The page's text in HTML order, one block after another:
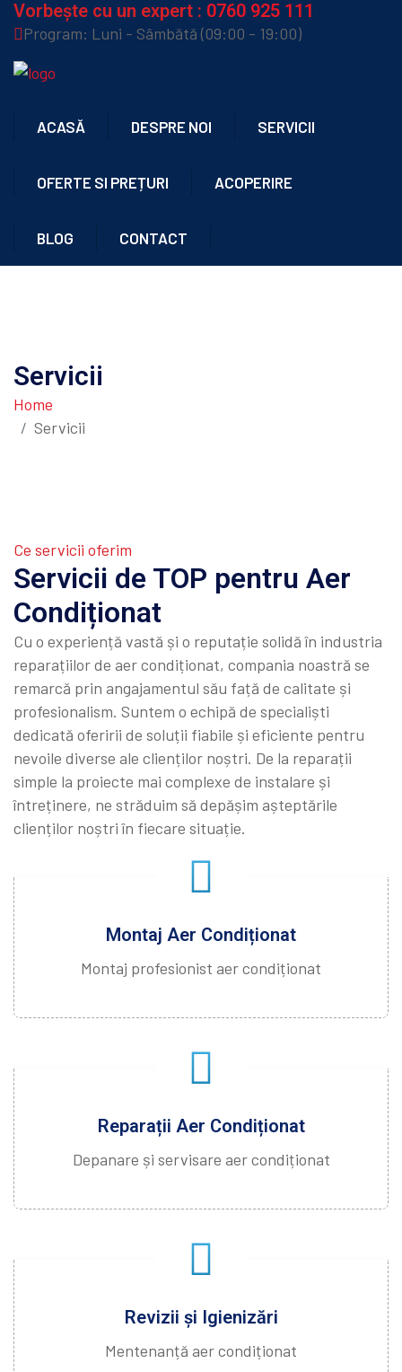
Vorbește cu un expert : 0760 925 111
Program: Luni - Sâmbătă (09:00 - 19:00)
ACASĂ DESPRE NOI SERVICII
OFERTE SI PREȚURI ACOPERIRE
BLOG CONTACT
Servicii
Home
Servicii
Ce servicii oferim
Servicii de TOP pentru Aer
Condiționat
Cu o experiență vastă și o reputație solidă în industria
reparațiilor de aer condiționat, compania noastră se
remarcă prin angajamentul său față de calitate și
profesionalism. Suntem o echipă de specialiști
dedicată oferirii de soluții fiabile și eficiente pentru
nevoile diverse ale clienților noștri. De la reparații
simple la proiecte mai complexe de instalare și
întreținere, ne străduim să depășim așteptările
clienților noștri în fiecare situație.
Montaj Aer Condiționat
Montaj profesionist aer condiționat
Reparații Aer Condiționat
Depanare și servisare aer condiționat
Revizii și Igienizări
Mentenanță aer condiționat